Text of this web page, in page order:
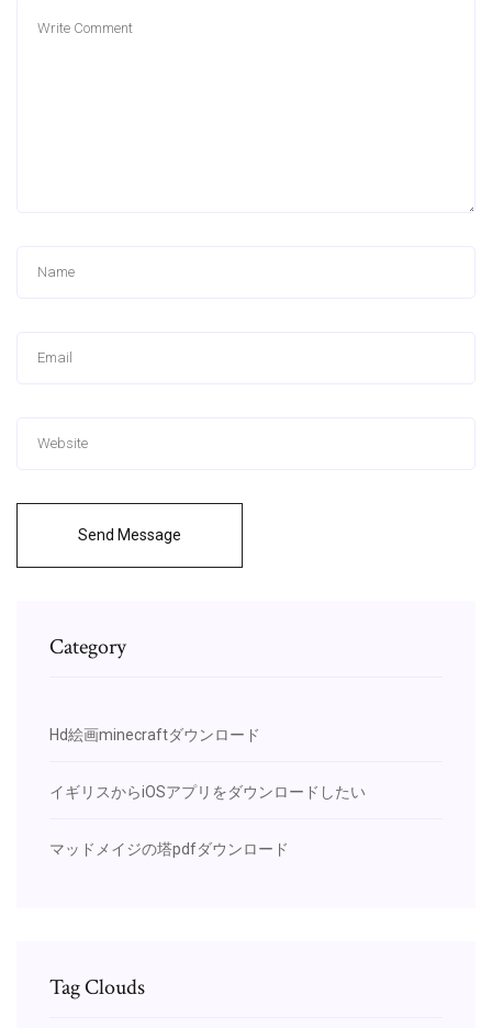
Send Message
Category
Hd絵画minecraftダウンロード
イギリスからiOSアプリをダウンロードしたい
マッドメイジの塔pdfダウンロード
Tag Clouds